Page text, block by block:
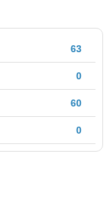
63
0
60
0